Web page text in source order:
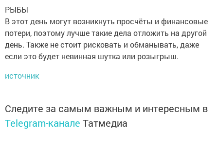
РЫБЫ
В этот день могут возникнуть просчёты и финансовые
потери, поэтому лучше такие дела отложить на другой
день. Также не стоит рисковать и обманывать, даже
если это будет невинная шутка или розыгрыш.
источник
Следите за самым важным и интересным в
Telegram-канале Татмедиа